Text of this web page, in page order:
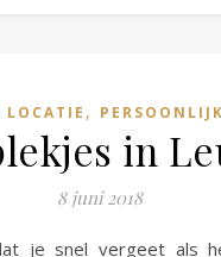
LOCATIE , PERSOONLIJK
in
8 juni 2018